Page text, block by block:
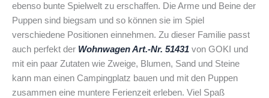
ebenso bunte Spielwelt zu erschaffen. Die Arme und Beine der
Puppen sind biegsam und so können sie im Spiel
verschiedene Positionen einnehmen. Zu dieser Familie passt
auch perfekt der Wohnwagen Art.-Nr. 51431 von GOKI und
mit ein paar Zutaten wie Zweige, Blumen, Sand und Steine
kann man einen Campingplatz bauen und mit den Puppen
zusammen eine muntere Ferienzeit erleben. Viel Spaß